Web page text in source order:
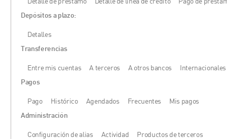
Depósitos a plazo:
Detalles
Transferencias
Entre mis cuentas A terceros A otros bancos Internacionales
Pagos
Pago Histórico Agendados Frecuentes Mis pagos
Administración
Configuración de alias Actividad Productos de terceros